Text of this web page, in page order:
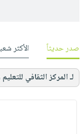
صدر حديثاً الأكثر
لـ المركز الثقافي